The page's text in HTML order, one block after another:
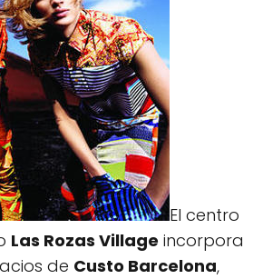
El centro
Las Rozas Village incorpora
de Custo Barcelona,